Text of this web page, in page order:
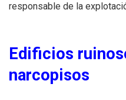
responsable de la
Edificios
narcopisos